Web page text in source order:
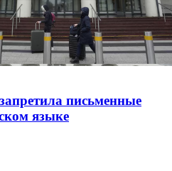
письменные
языке